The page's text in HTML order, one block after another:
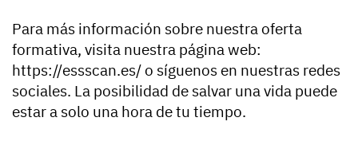
Para más información sobre nuestra oferta
formativa, visita nuestra página web:
https://essscan.es/ o síguenos en nuestras redes
sociales. La posibilidad de salvar una vida puede
estar a solo una hora de tu tiempo.